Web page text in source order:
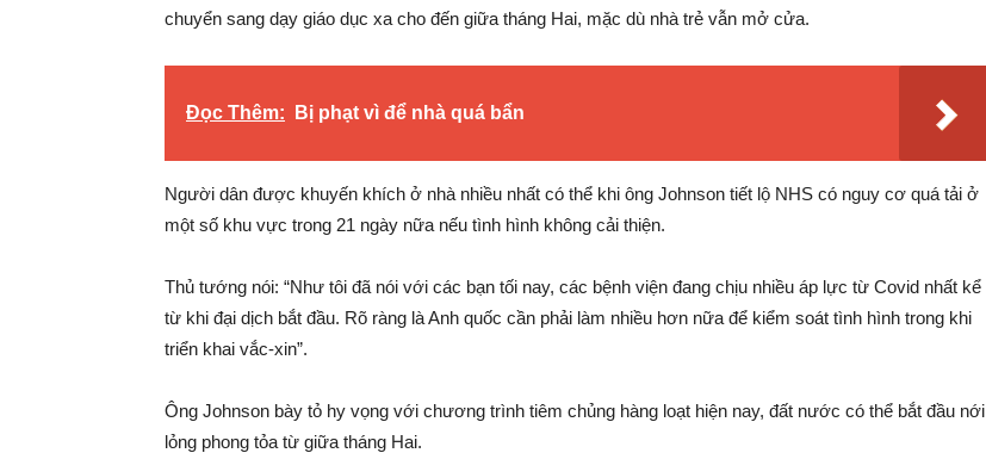
chuyển sang dạy giáo dục xa cho đến giữa tháng Hai, mặc dù nhà trẻ vẫn mở cửa.
Đọc Thêm: Bị phạt vì để nhà quá bẩn
Người dân được khuyến khích ở nhà nhiều nhất có thể khi ông Johnson tiết lộ NHS có nguy cơ quá tải ở
một số khu vực trong 21 ngày nữa nếu tình hình không cải thiện.
Thủ tướng nói: “Như tôi đã nói với các bạn tối nay, các bệnh viện đang chịu nhiều áp lực từ Covid nhất kể
từ khi đại dịch bắt đầu. Rõ ràng là Anh quốc cần phải làm nhiều hơn nữa để kiểm soát tình hình trong khi
triển khai vắc-xin”.
Ông Johnson bày tỏ hy vọng với chương trình tiêm chủng hàng loạt hiện nay, đất nước có thể bắt đầu nới
lỏng phong tỏa từ giữa tháng Hai.